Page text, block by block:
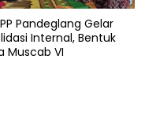
Pandeglang Gelar
Internal, Bentuk
Muscab VI